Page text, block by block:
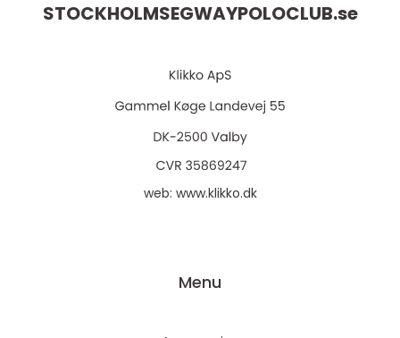
STOCKHOLMSEGWAYPOLOCLUB.se
web: www.klikko.dk
Menu